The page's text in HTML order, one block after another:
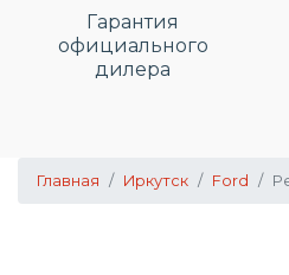
Гарантия
официального
дилера
Главная Иркутск Ford